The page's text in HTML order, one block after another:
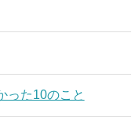
った10のこと